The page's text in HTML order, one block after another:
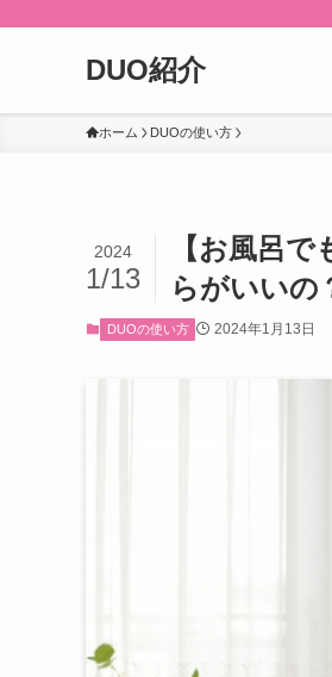
DUO紹介
ホーム DUOの使い方
【お風呂
らがいいの
2024
1/13
DUOの使い方 2024年1月13日